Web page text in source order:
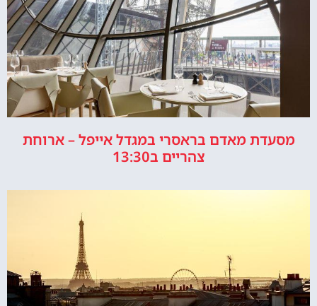
מסעדת מאדם בראסרי במגדל אייפל – ארוחת
צהריים ב13:30